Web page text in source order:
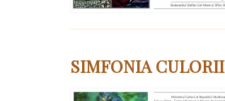
SIMFONIA CULORII